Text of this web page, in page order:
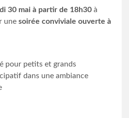
30 mai à partir de 18h30 à
une soirée conviviale ouverte à
pour petits et grands
dans une ambiance